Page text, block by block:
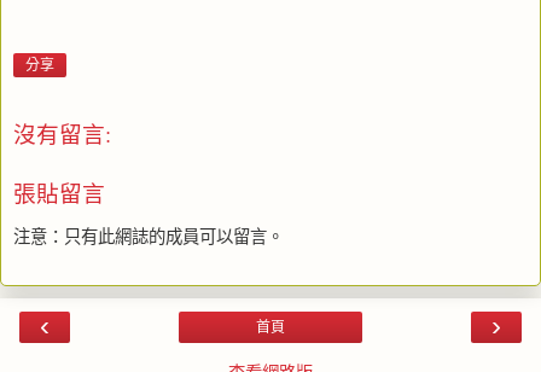
分享
沒有留言:
張貼留言
注意：只有此網誌的成員可以留言。
‹ ›
首頁